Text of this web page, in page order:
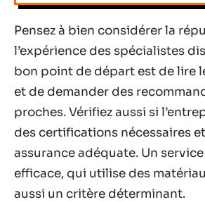
Pensez à bien considérer la
l’expérience des spécialistes
bon point de départ est de lire
et de demander des
proches. Vérifiez aussi si
des certifications nécessaires
assurance adéquate. Un
efficace, qui utilise des
aussi un critère déterminant.